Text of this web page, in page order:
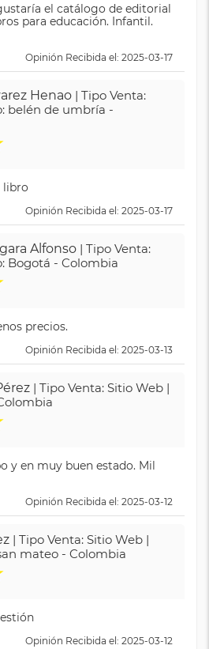
el catálogo de editorial
para educación. Infantil.
Opinión Recibida el: 2025-03-17
Henao | Tipo Venta:
belén de umbría -
libro
Opinión Recibida el: 2025-03-17
Alfonso | Tipo Venta:
Bogotá - Colombia
precios.
Opinión Recibida el: 2025-03-13
| Tipo Venta: Sitio Web |
y en muy buen estado. Mil
Opinión Recibida el: 2025-03-12
| Tipo Venta: Sitio Web |
mateo - Colombia
Opinión Recibida el: 2025-03-12